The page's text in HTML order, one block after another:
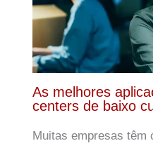
As melhores
centers de baixo
Muitas empresas têm